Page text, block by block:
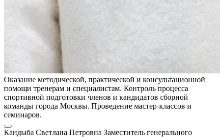
Оказание методической, практической и консультационной
помощи тренерам и специалистам. Контроль процесса
спортивной подготовки членов и кандидатов сборной
команды города Москвы. Проведение мастер-классов и
семинаров.
Кандыба Светлана Петровна Заместитель генерального